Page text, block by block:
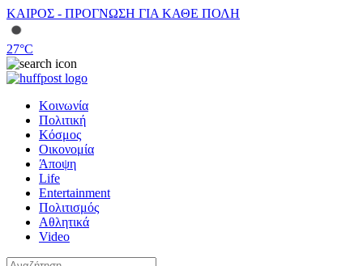
ΚΑΙΡΟΣ - ΠΡΟΓΝΩΣΗ ΓΙΑ ΚΑΘΕ ΠΟΛΗ
27°C
Κοινωνία
Πολιτική
Κόσμος
Οικονομία
Άποψη
Life
Entertainment
Πολιτισμός
Αθλητικά
Video